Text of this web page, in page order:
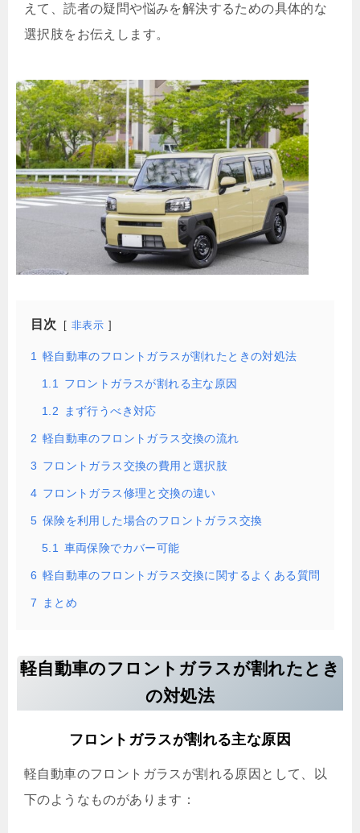
えて、読者の疑問や悩みを解決するための具体的な
選択肢をお伝えします。
目次 非表示
1 軽自動車のフロントガラスが割れたときの対処法
1.1 フロントガラスが割れる主な原因
1.2 まず行うべき対応
2 軽自動車のフロントガラス交換の流れ
3 フロントガラス交換の費用と選択肢
4 フロントガラス修理と交換の違い
5 保険を利用した場合のフロントガラス交換
5.1 車両保険でカバー可能
6 軽自動車のフロントガラス交換に関するよくある質問
7 まとめ
軽自動車のフロントガラスが割れたとき
の対処法
フロントガラスが割れる主な原因
軽自動車のフロントガラスが割れる原因として、以
下のようなものがあります：